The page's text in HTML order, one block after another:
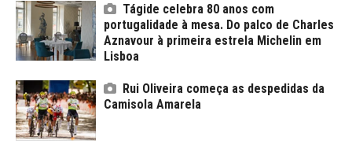
Tágide celebra 80 anos com
portugalidade à mesa. Do palco de Charles
Aznavour à primeira estrela Michelin em
Lisboa
Rui Oliveira começa as despedidas da
Camisola Amarela